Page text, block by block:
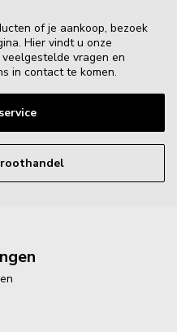
of je aankoop, bezoek
Hier vindt u onze
vragen en
in contact te komen.